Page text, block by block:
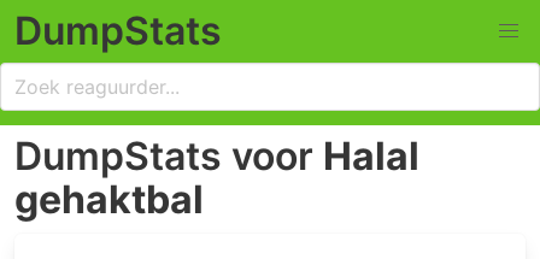
DumpStats
DumpStats voor Halal
gehaktbal